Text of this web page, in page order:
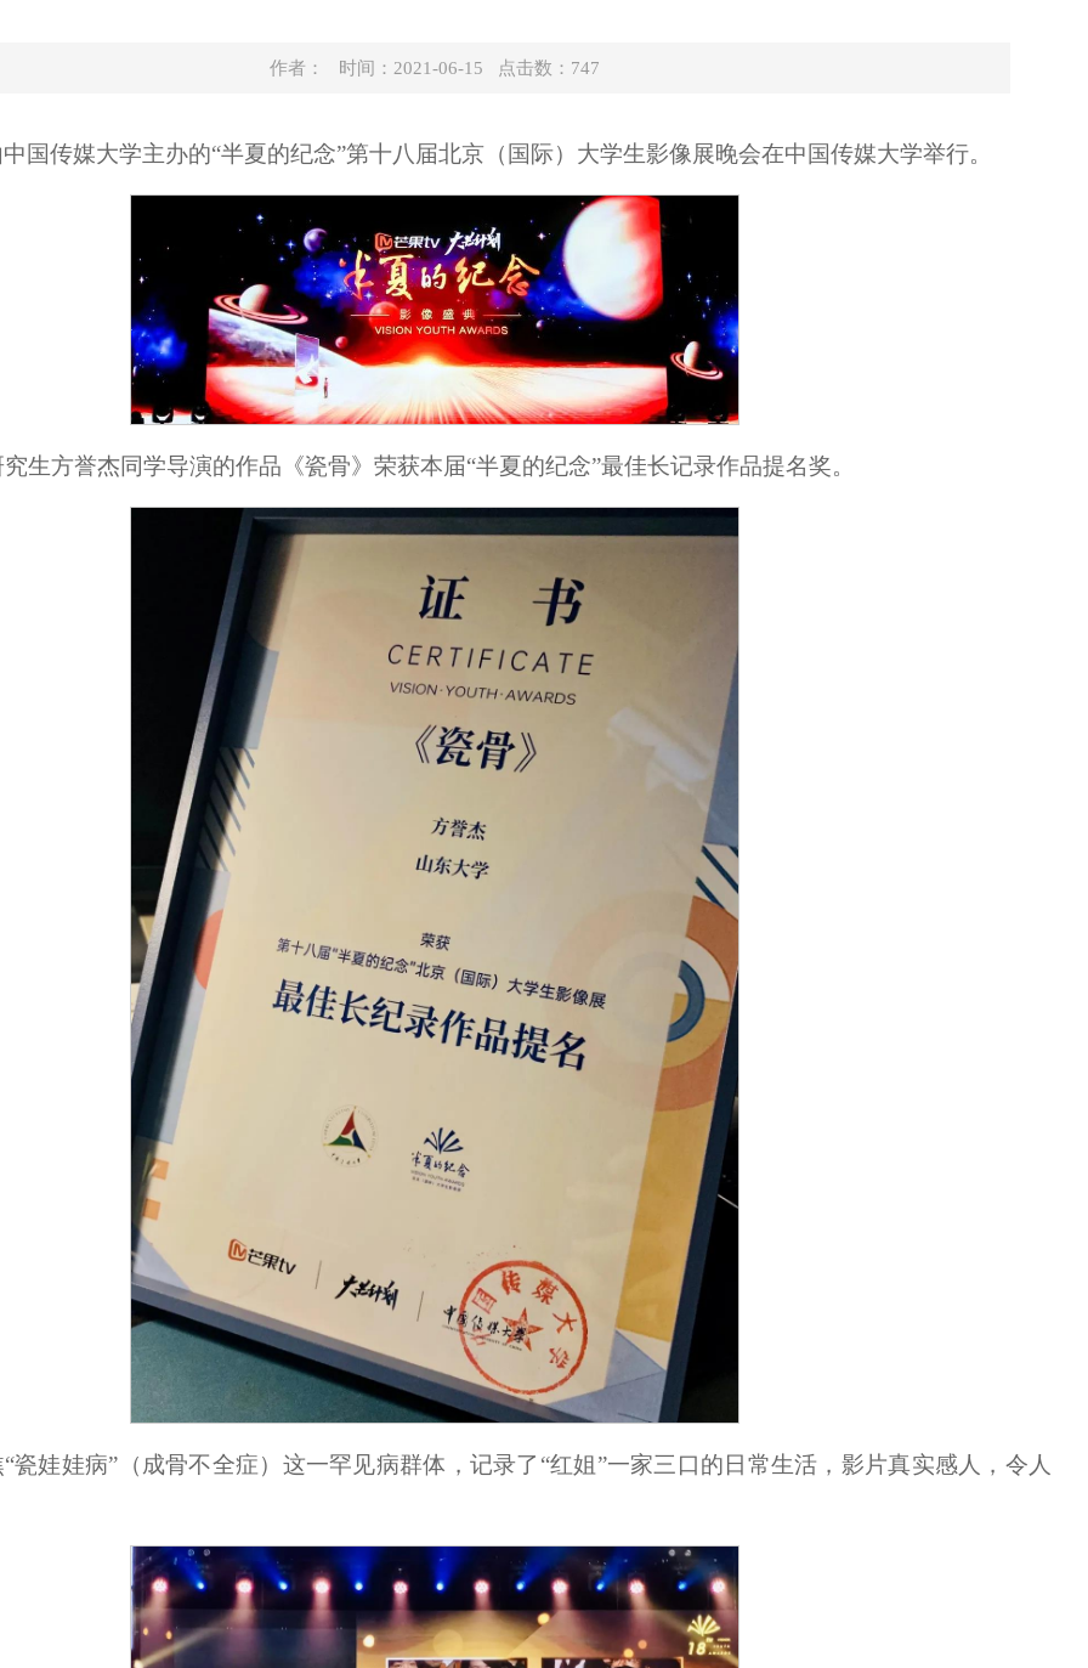
作者： 时间：2021-06-15 点击数： 747
国传媒大学主办的“半夏的纪念”第十八届北京（国际）大学生影像展晚会在中国传媒大学举行。
生方誉杰同学导演的作品《瓷骨》荣获本届“半夏的纪念”最佳长记录作品提名奖。
“瓷娃娃病”（成骨不全症）这一罕见病群体，记录了“红姐”一家三口的日常生活，影片真实感人，令人